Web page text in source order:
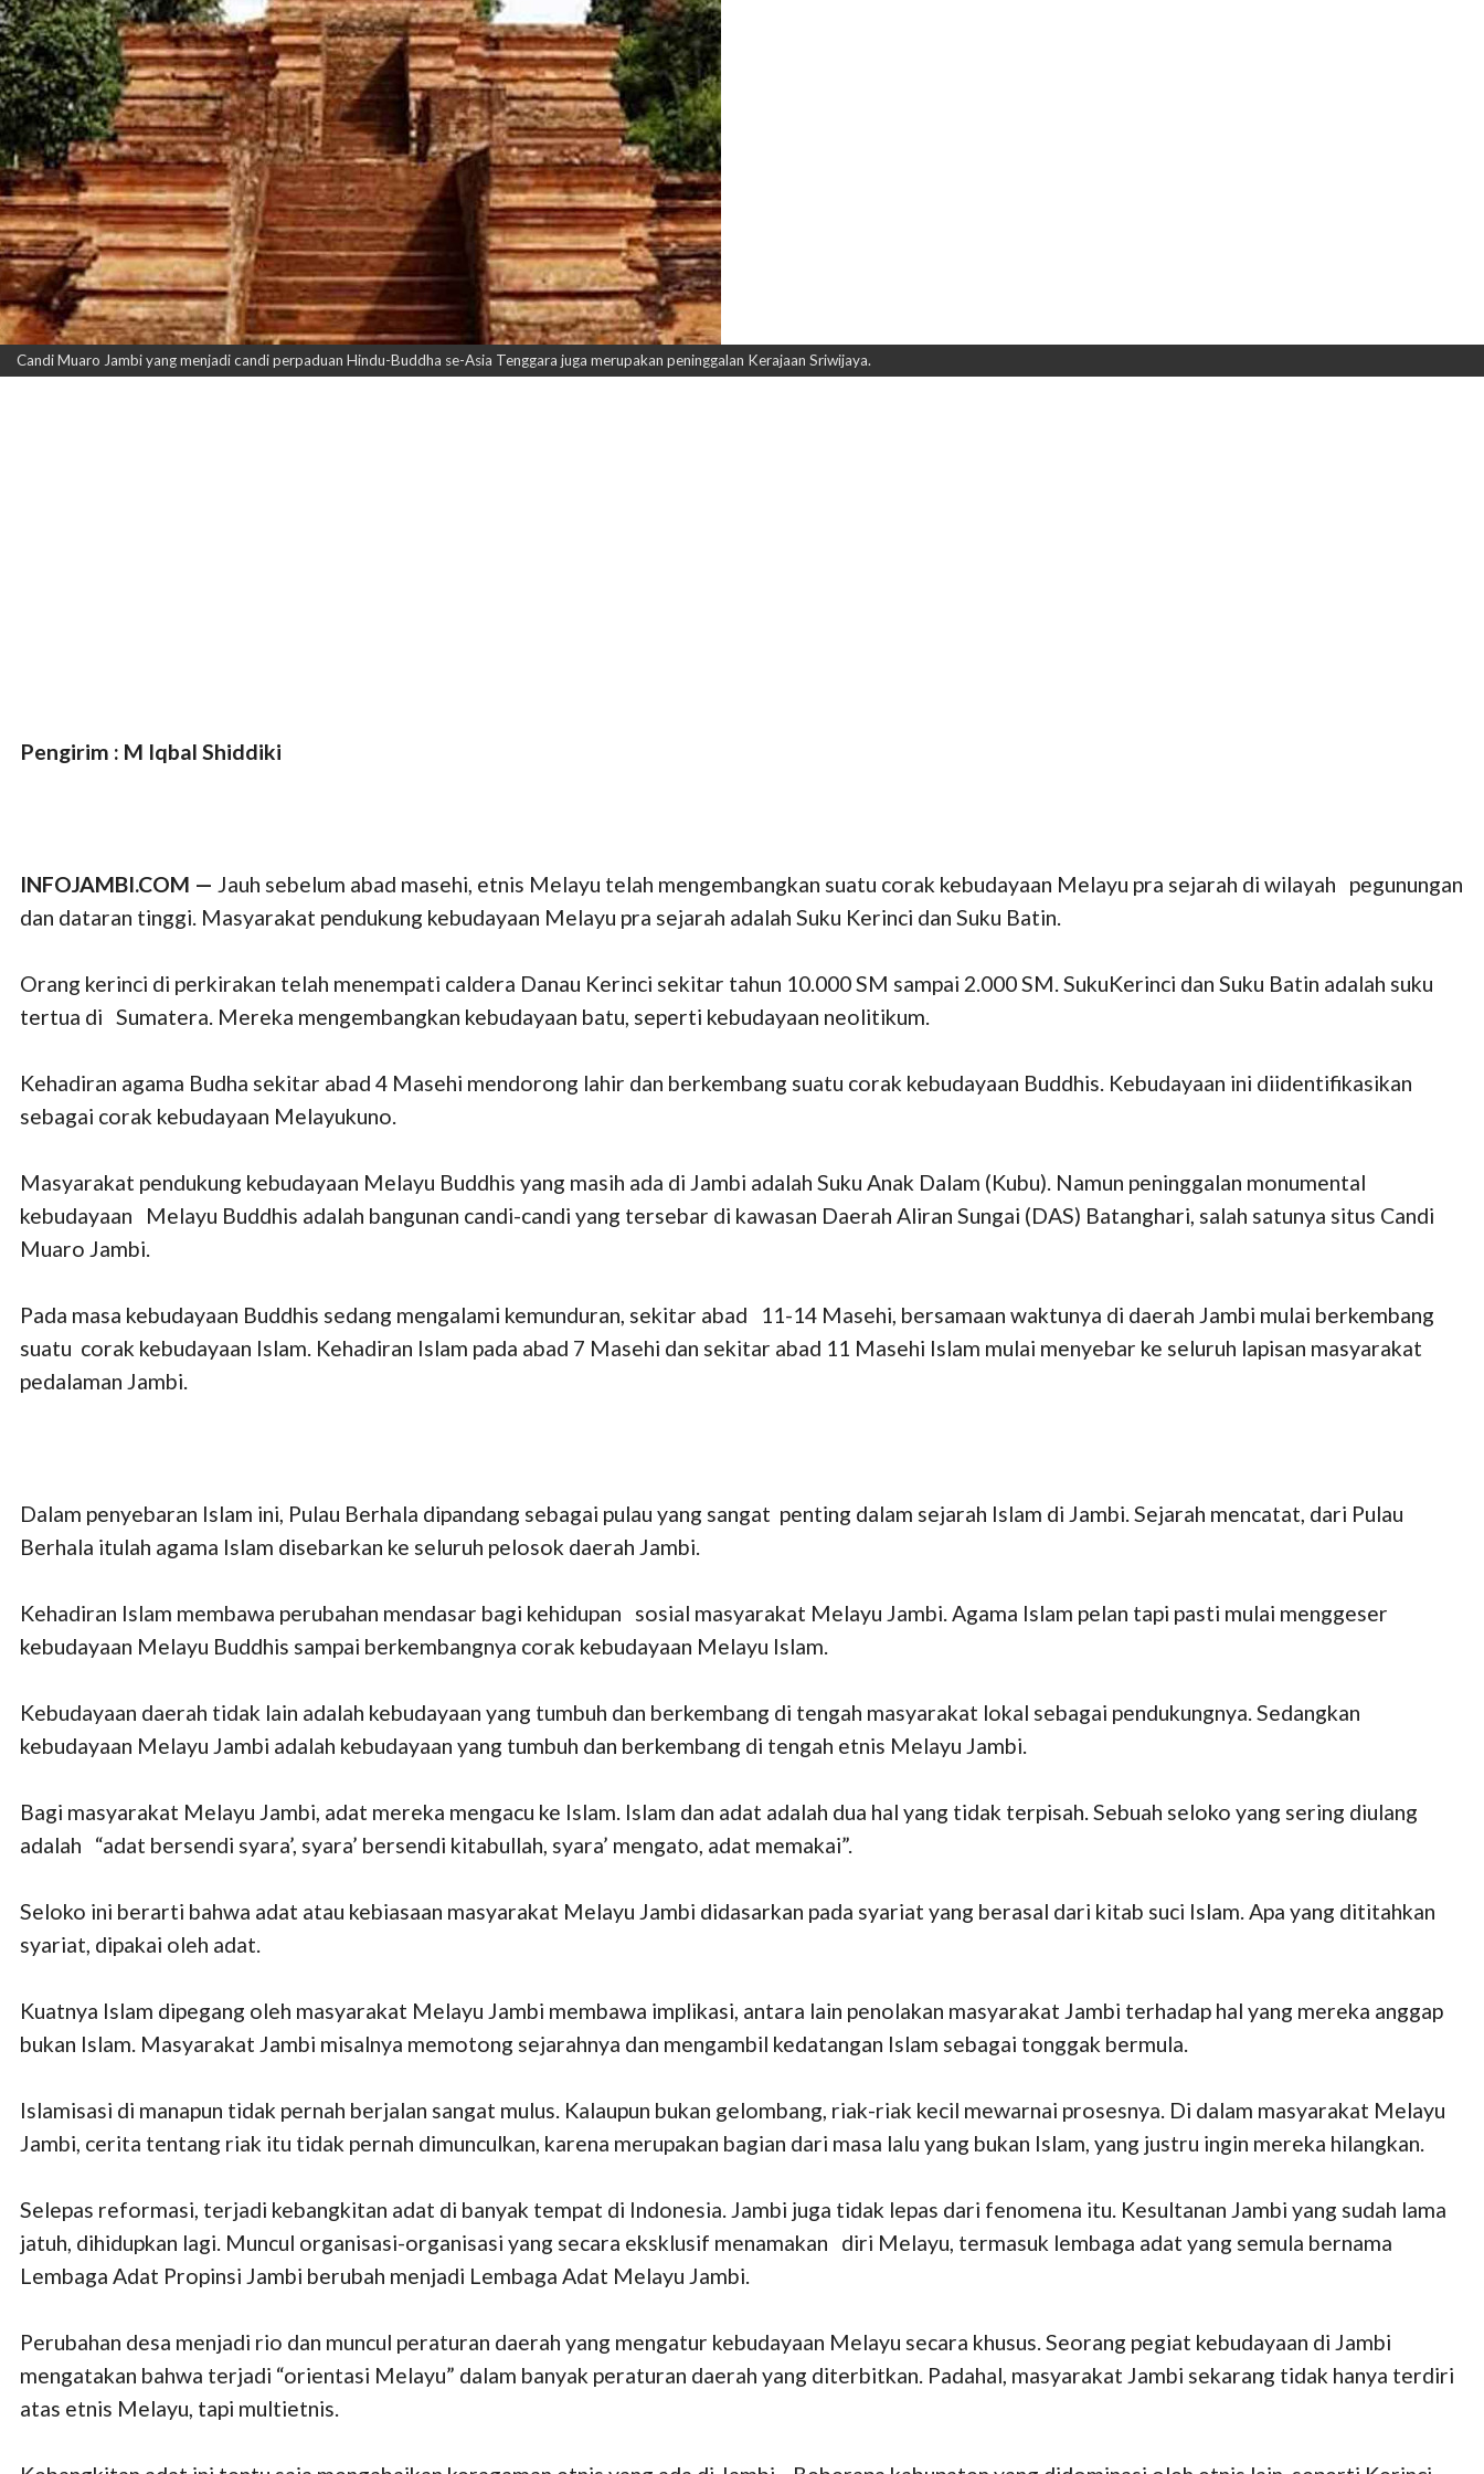
Candi Muaro Jambi yang menjadi candi perpaduan Hindu-Buddha se-Asia Tenggara juga merupakan peninggalan Kerajaan Sriwijaya.
Pengirim : M Iqbal Shiddiki
INFOJAMBI.COM — Jauh sebelum abad masehi, etnis Melayu telah mengembangkan suatu corak kebudayaan Melayu pra sejarah di wilayah pegunungan
dan dataran tinggi. Masyarakat pendukung kebudayaan Melayu pra sejarah adalah Suku Kerinci dan Suku Batin.
Orang kerinci di perkirakan telah menempati caldera Danau Kerinci sekitar tahun 10.000 SM sampai 2.000 SM. SukuKerinci dan Suku Batin adalah suku
tertua di Sumatera. Mereka mengembangkan kebudayaan batu, seperti kebudayaan neolitikum.
Kehadiran agama Budha sekitar abad 4 Masehi mendorong lahir dan berkembang suatu corak kebudayaan Buddhis. Kebudayaan ini diidentifikasikan
sebagai corak kebudayaan Melayukuno.
Masyarakat pendukung kebudayaan Melayu Buddhis yang masih ada di Jambi adalah Suku Anak Dalam (Kubu). Namun peninggalan monumental
kebudayaan Melayu Buddhis adalah bangunan candi-candi yang tersebar di kawasan Daerah Aliran Sungai (DAS) Batanghari, salah satunya situs Candi
Muaro Jambi.
Pada masa kebudayaan Buddhis sedang mengalami kemunduran, sekitar abad 11-14 Masehi, bersamaan waktunya di daerah Jambi mulai berkembang
suatu corak kebudayaan Islam. Kehadiran Islam pada abad 7 Masehi dan sekitar abad 11 Masehi Islam mulai menyebar ke seluruh lapisan masyarakat
pedalaman Jambi.
Dalam penyebaran Islam ini, Pulau Berhala dipandang sebagai pulau yang sangat penting dalam sejarah Islam di Jambi. Sejarah mencatat, dari Pulau
Berhala itulah agama Islam disebarkan ke seluruh pelosok daerah Jambi.
Kehadiran Islam membawa perubahan mendasar bagi kehidupan sosial masyarakat Melayu Jambi. Agama Islam pelan tapi pasti mulai menggeser
kebudayaan Melayu Buddhis sampai berkembangnya corak kebudayaan Melayu Islam.
Kebudayaan daerah tidak lain adalah kebudayaan yang tumbuh dan berkembang di tengah masyarakat lokal sebagai pendukungnya. Sedangkan
kebudayaan Melayu Jambi adalah kebudayaan yang tumbuh dan berkembang di tengah etnis Melayu Jambi.
Bagi masyarakat Melayu Jambi, adat mereka mengacu ke Islam. Islam dan adat adalah dua hal yang tidak terpisah. Sebuah seloko yang sering diulang
adalah “adat bersendi syara’, syara’ bersendi kitabullah, syara’ mengato, adat memakai”.
Seloko ini berarti bahwa adat atau kebiasaan masyarakat Melayu Jambi didasarkan pada syariat yang berasal dari kitab suci Islam. Apa yang dititahkan
syariat, dipakai oleh adat.
Kuatnya Islam dipegang oleh masyarakat Melayu Jambi membawa implikasi, antara lain penolakan masyarakat Jambi terhadap hal yang mereka anggap
bukan Islam. Masyarakat Jambi misalnya memotong sejarahnya dan mengambil kedatangan Islam sebagai tonggak bermula.
Islamisasi di manapun tidak pernah berjalan sangat mulus. Kalaupun bukan gelombang, riak-riak kecil mewarnai prosesnya. Di dalam masyarakat Melayu
Jambi, cerita tentang riak itu tidak pernah dimunculkan, karena merupakan bagian dari masa lalu yang bukan Islam, yang justru ingin mereka hilangkan.
Selepas reformasi, terjadi kebangkitan adat di banyak tempat di Indonesia. Jambi juga tidak lepas dari fenomena itu. Kesultanan Jambi yang sudah lama
jatuh, dihidupkan lagi. Muncul organisasi-organisasi yang secara eksklusif menamakan diri Melayu, termasuk lembaga adat yang semula bernama
Lembaga Adat Propinsi Jambi berubah menjadi Lembaga Adat Melayu Jambi.
Perubahan desa menjadi rio dan muncul peraturan daerah yang mengatur kebudayaan Melayu secara khusus. Seorang pegiat kebudayaan di Jambi
mengatakan bahwa terjadi “orientasi Melayu” dalam banyak peraturan daerah yang diterbitkan. Padahal, masyarakat Jambi sekarang tidak hanya terdiri
atas etnis Melayu, tapi multietnis.